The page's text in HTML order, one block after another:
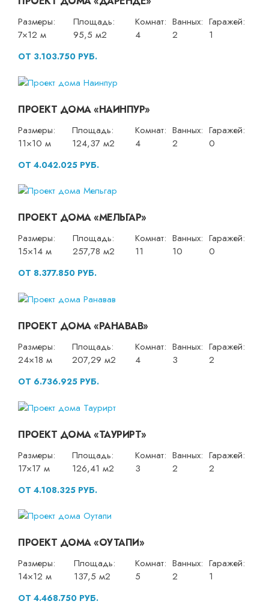
Размеры:
7×12 м
Площадь:
95,5 м2
Комнат:
4
Ванных:
2
Гаражей:
1
ОТ 3.103.750 РУБ.
ПРОЕКТ ДОМА «НАИНПУР»
Размеры:
11×10 м
Площадь:
124,37 м2
Комнат:
4
Ванных:
2
Гаражей:
0
ОТ 4.042.025 РУБ.
ПРОЕКТ ДОМА «МЕЛЬГАР»
Размеры:
15×14 м
Площадь:
257,78 м2
Комнат:
11
Ванных:
10
Гаражей:
0
ОТ 8.377.850 РУБ.
ПРОЕКТ ДОМА «РАНАВАВ»
Размеры:
24×18 м
Площадь:
207,29 м2
Комнат:
4
Ванных:
3
Гаражей:
2
ОТ 6.736.925 РУБ.
ПРОЕКТ ДОМА «ТАУРИРТ»
Размеры:
17×17 м
Площадь:
126,41 м2
Комнат:
3
Ванных:
2
Гаражей:
2
ОТ 4.108.325 РУБ.
ПРОЕКТ ДОМА «ОУТАПИ»
Размеры:
14×12 м
Площадь:
137,5 м2
Комнат:
5
Ванных:
2
Гаражей:
1
ОТ 4.468.750 РУБ.